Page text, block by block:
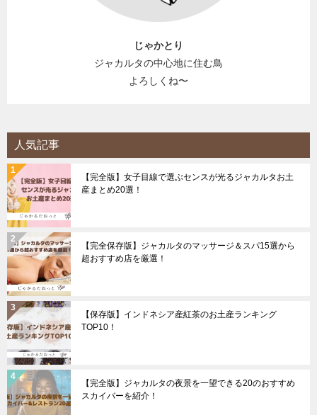
じゃかとり
ジャカルタの中心地に住む鳥
よろしくね〜
人気記事
【完全版】女子目線で選ぶセンスが光るジャカルタお土
産まとめ20選！
【完全保存版】ジャカルタのマッサージ＆スパ15選から
超おすすめ店を厳選！
【保存版】インドネシア産紅茶のお土産ランキング
TOP10！
【完全版】ジャカルタの夜景を一望できる20のおすすめ
スカイバーを紹介！